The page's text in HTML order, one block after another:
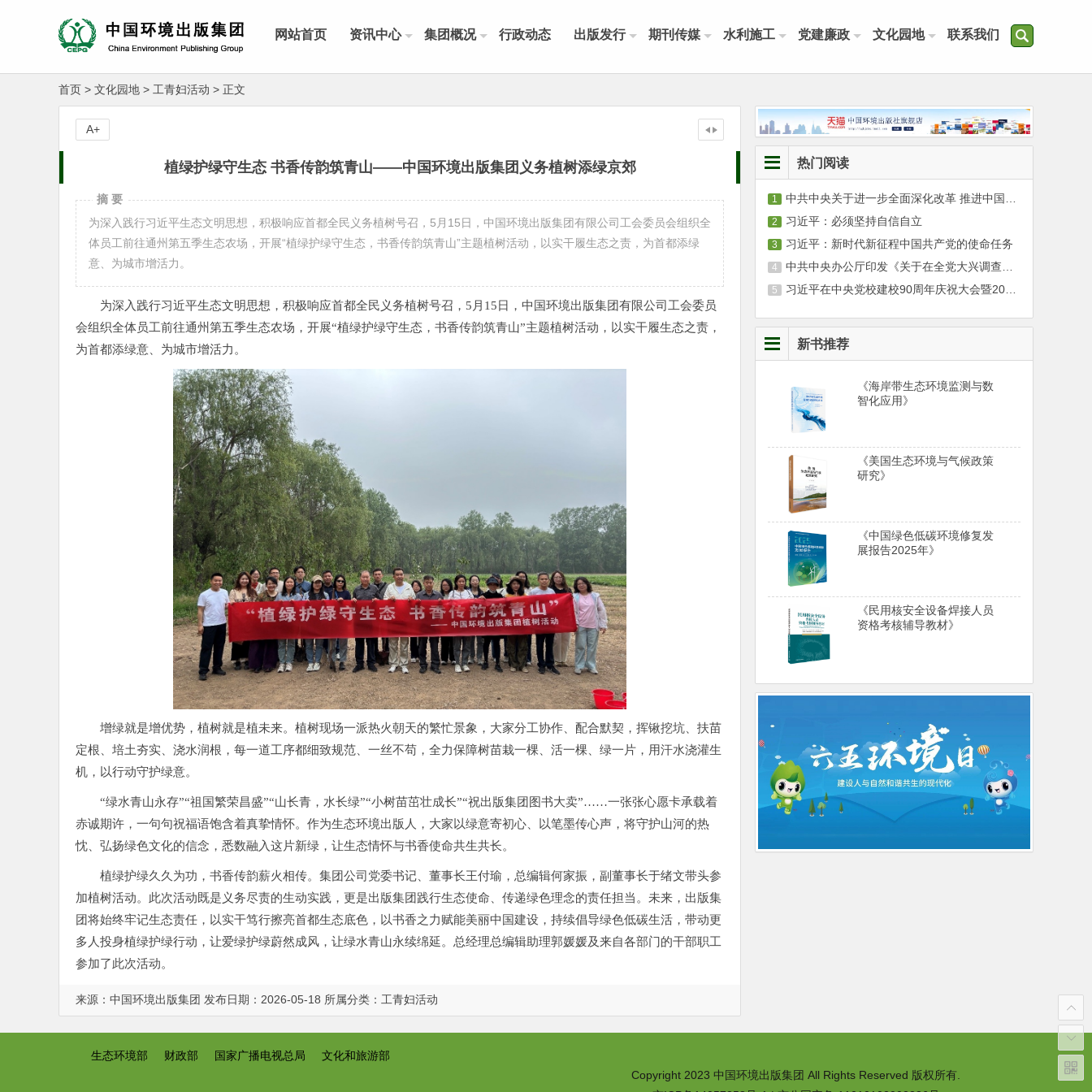
网站首页 资讯中心 集团概况 行政动态 出版发行 期刊传媒 水利施工 党建廉政 文化园地 联系我们
首页 > 文化园地 > 工青妇活动 > 正文
A+
植绿护绿守生态 书香传韵筑青山——中国环境出版集团义务植树添绿京郊
摘 要
为深入践行习近平生态文明思想，积极响应首都全民义务植树号召，5月15日，中国环境出版集团有限公司工会委员会组织全
体员工前往通州第五季生态农场，开展“植绿护绿守生态，书香传韵筑青山”主题植树活动，以实干履生态之责，为首都添绿
意、为城市增活力。
为深入践行习近平生态文明思想，积极响应首都全民义务植树号召，5月15日，中国环境出版集团有限公司工会委员
会组织全体员工前往通州第五季生态农场，开展“植绿护绿守生态，书香传韵筑青山”主题植树活动，以实干履生态之责，
为首都添绿意、为城市增活力。
增绿就是增优势，植树就是植未来。植树现场一派热火朝天的繁忙景象，大家分工协作、配合默契，挥锹挖坑、扶苗
定根、培土夯实、浇水润根，每一道工序都细致规范、一丝不苟，全力保障树苗栽一棵、活一棵、绿一片，用汗水浇灌生
机，以行动守护绿意。
“绿水青山永存”“祖国繁荣昌盛”“山长青，水长绿”“小树苗茁壮成长”“祝出版集团图书大卖”……一张张心愿卡承载着
赤诚期许，一句句祝福语饱含着真挚情怀。作为生态环境出版人，大家以绿意寄初心、以笔墨传心声，将守护山河的热
忱、弘扬绿色文化的信念，悉数融入这片新绿，让生态情怀与书香使命共生共长。
植绿护绿久久为功，书香传韵薪火相传。集团公司党委书记、董事长王付瑜，总编辑何家振，副董事长于绪文带头参
加植树活动。此次活动既是义务尽责的生动实践，更是出版集团践行生态使命、传递绿色理念的责任担当。未来，出版集
团将始终牢记生态责任，以实干笃行擦亮首都生态底色，以书香之力赋能美丽中国建设，持续倡导绿色低碳生活，带动更
多人投身植绿护绿行动，让爱绿护绿蔚然成风，让绿水青山永续绵延。总经理总编辑助理郭媛媛及来自各部门的干部职工
参加了此次活动。
来源：中国环境出版集团 发布日期：2026-05-18 所属分类： 工青妇活动
热门阅读
中共中央关于进一步全面深化改革 推进中国式现代化的决定
习近平：必须坚持自信自立
习近平：新时代新征程中国共产党的使命任务
中共中央办公厅印发《关于在全党大兴调查研究的工作方案》
习近平在中央党校建校90周年庆祝大会暨2023年春季学期开学典礼上发表重要讲话
新书推荐
《海岸带生态环境监测与数
智化应用》
《美国生态环境与气候政策
研究》
《中国绿色低碳环境修复发
展报告2025年》
《民用核安全设备焊接人员
资格考核辅导教材》
生态环境部 财政部 国家广播电视总局
文化和旅游部
Copyright 2023 中国环境出版集团 All Rights Reserved 版权所有.